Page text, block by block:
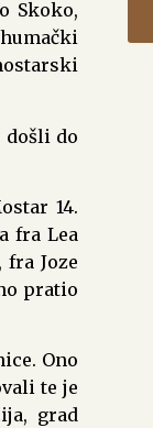
Skoko,
došli do
14.
fra Lea
Joze
pratio
Ono
te je
grad